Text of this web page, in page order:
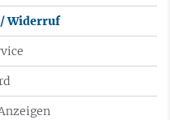
Widerruf